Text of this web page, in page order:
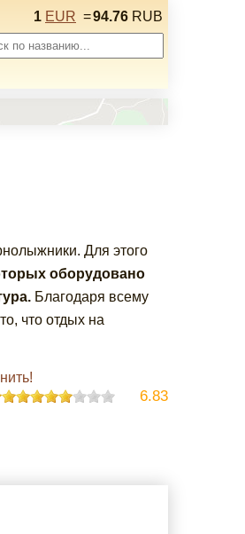
1 EUR =94.76 RUB
Для этого
оборудовано
Благодаря всему
что отдых на
6.83